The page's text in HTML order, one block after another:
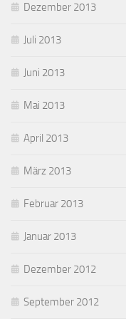
Dezember 2013
Juli 2013
Juni 2013
Mai 2013
April 2013
März 2013
Februar 2013
Januar 2013
Dezember 2012
September 2012